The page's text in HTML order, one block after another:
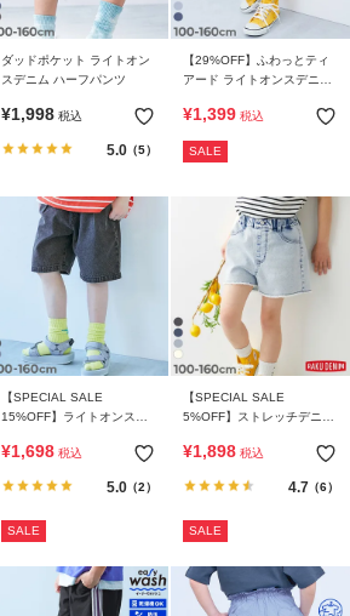
ダッドポケット ライトオン
スデニム ハーフパンツ
¥1,998 税込
5.0（5）
【29%OFF】ふわっとティ
アード ライトオンスデニム
¥1,399 税込
SALE
【SPECIAL SALE
15%OFF】ライトオンスデ
ーフパンツ
¥1,698 税込
5.0（2）
SALE
【SPECIAL SALE
5%OFF】ストレッチデニム
ンジ ショートパンツ
¥1,898 税込
4.7 （6）
SALE